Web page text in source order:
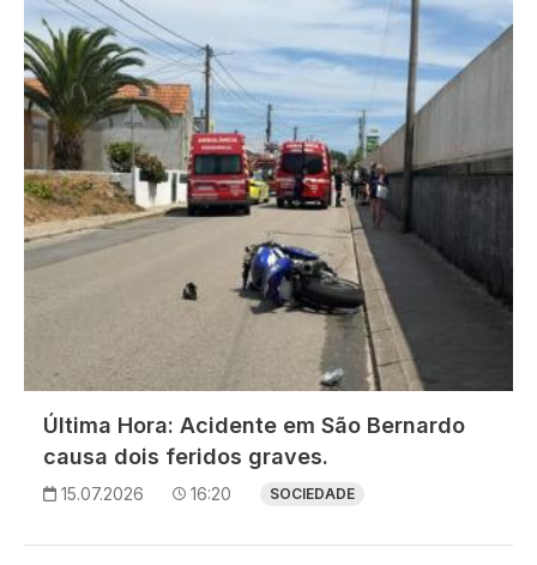
Imagem
Última Hora: Acidente em São Bernardo
causa dois feridos graves.
15.07.2026 16:20 SOCIEDADE